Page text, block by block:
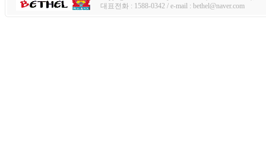
대표전화 : 1588-0342 / e-mail : bethel@naver.com